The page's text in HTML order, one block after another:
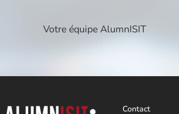
Votre équipe AlumnISIT
Contact